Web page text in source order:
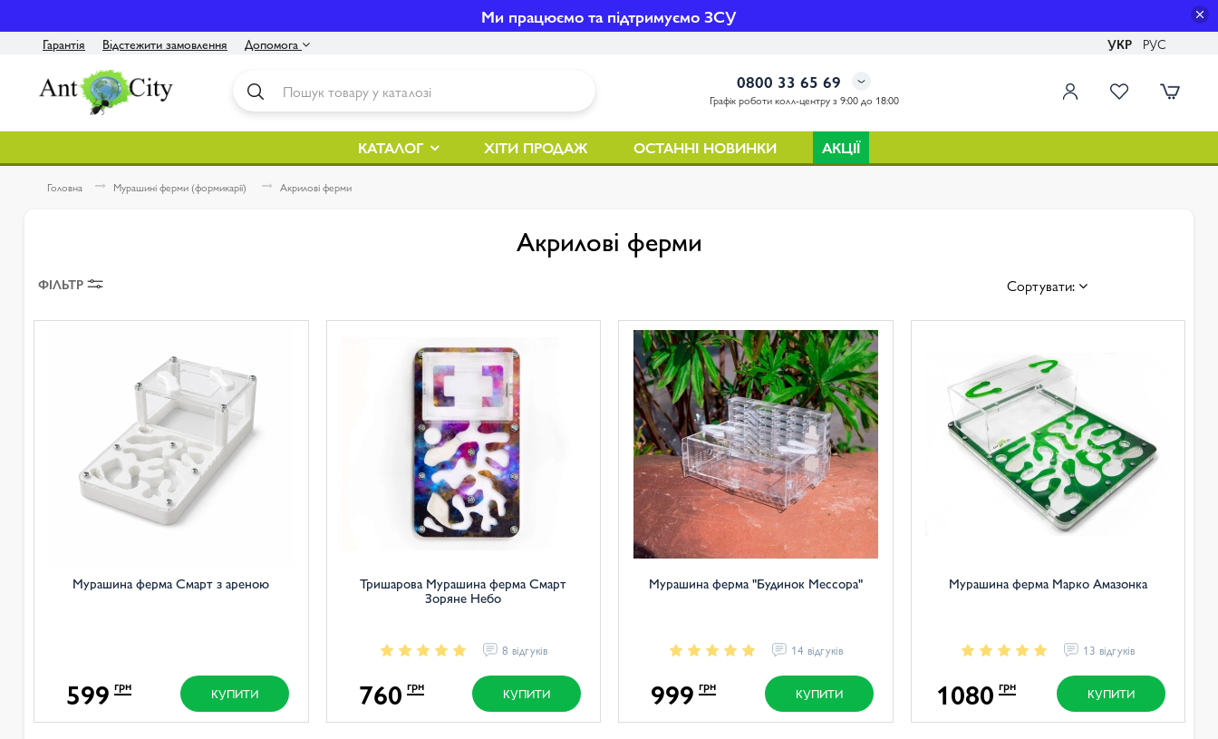
Ми працюємо та підтримуємо ЗСУ
Гарантія Відстежити замовлення Допомога
Контакти
Інструкція
УКР РУС
0800 33 65 69
Графік роботи колл-центру з 9:00 до 18:00
КАТАЛОГ ХІТИ ПРОДАЖ ОСТАННІ НОВИНКИ АКЦІЇ
Головна Мурашині ферми (формикарії) Акрилові ферми
Акрилові ферми
ФІЛЬТР Сортувати:
Мурашина ферма Смарт з ареною
599 грн КУПИТИ
Тришарова Мурашина ферма Смарт
Зоряне Небо
8 відгуків
760 грн КУПИТИ
Мурашина ферма "Будинок Мессора"
14 відгуків
999 грн КУПИТИ
Мурашина ферма Марко Амазонка
13 відгуків
1080 грн КУПИТИ